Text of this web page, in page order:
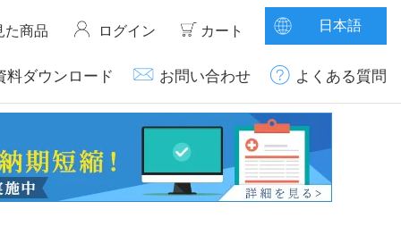
た商品 ログイン カート 日本語
料ダウンロード お問い合わせ よくある質問